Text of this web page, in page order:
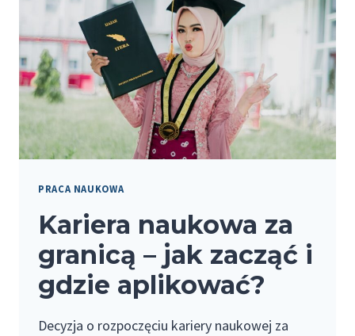
WYGLĄDA
CODZIENNOŚĆ
NAUKOWCA?
PRACA NAUKOWA
Kariera naukowa za
granicą – jak zacząć i
gdzie aplikować?
Decyzja o rozpoczęciu kariery naukowej za